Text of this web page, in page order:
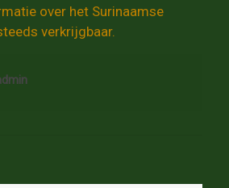
over het Surinaamse
verkrijgbaar.